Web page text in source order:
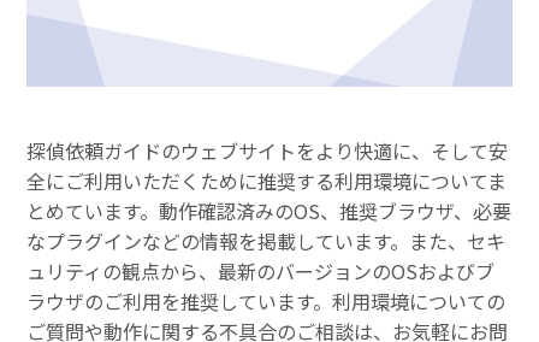
探偵依頼ガイドのウェブサイトをより快適に、そして安
全にご利用いただくために推奨する利用環境についてま
とめています。動作確認済みのOS、推奨ブラウザ、必要
なプラグインなどの情報を掲載しています。また、セキ
ュリティの観点から、最新のバージョンのOSおよびブ
ラウザのご利用を推奨しています。利用環境についての
ご質問や動作に関する不具合のご相談は、お気軽にお問